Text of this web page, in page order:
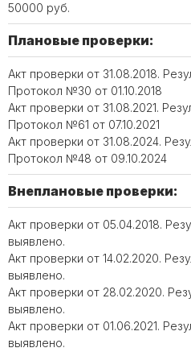
50000 руб.
Плановые проверки:
Акт проверки от 31.08.2018.
Протокол №30 от 01.10.2018
Акт проверки от 31.08.2021.
Протокол №61 от 07.10.2021
Акт проверки от 31.08.2024.
Протокол №48 от 09.10.2024
Внеплановые проверки:
Акт проверки от 05.04.2018.
выявлено.
Акт проверки от 14.02.2020.
выявлено.
Акт проверки от 28.02.2020.
выявлено.
Акт проверки от 01.06.2021.
выявлено.